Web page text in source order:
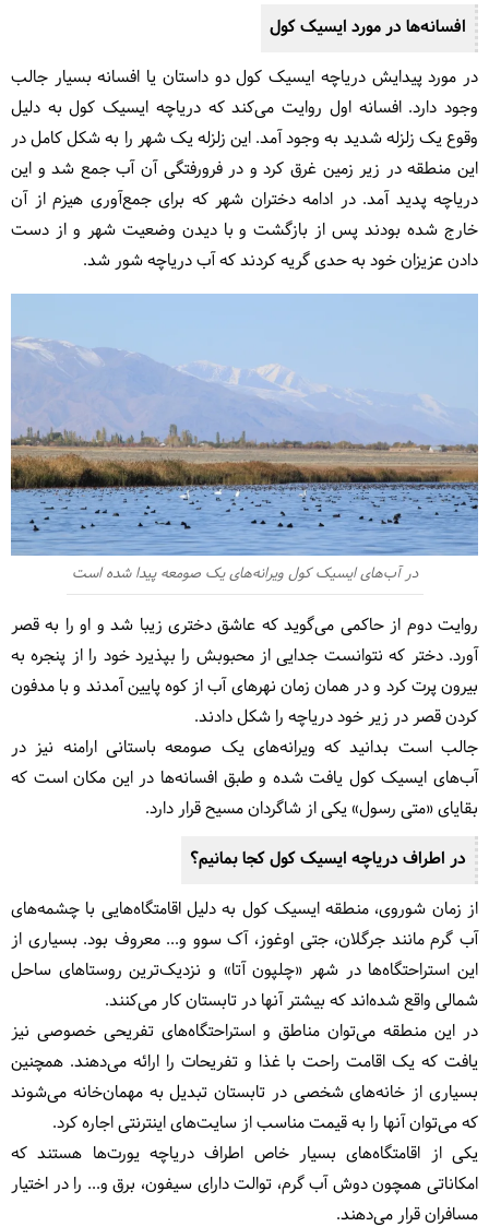
افسانه‌ها در مورد ایسیک کول
در مورد پیدایش دریاچه ایسیک کول دو داستان یا افسانه بسیار جالب
وجود دارد. افسانه اول روایت می‌کند که دریاچه ایسیک کول به دلیل
وقوع یک زلزله شدید به وجود آمد. این زلزله یک شهر را به شکل کامل در
این منطقه در زیر زمین غرق کرد و در فرورفتگی آن آب جمع شد و این
دریاچه پدید آمد. در ادامه دختران شهر که برای جمع‌آوری هیزم از آن
خارج شده بودند پس از بازگشت و با دیدن وضعیت شهر و از دست
دادن عزیزان خود به حدی گریه کردند که آب دریاچه شور شد.
در آب‌های ایسیک کول ویرانه‌های یک صومعه پیدا شده است
روایت دوم از حاکمی می‌گوید که عاشق دختری زیبا شد و او را به قصر
آورد. دختر که نتوانست جدایی از محبوبش را بپذیرد خود را از پنجره به
بیرون پرت کرد و در همان زمان نهرهای آب از کوه پایین آمدند و با مدفون
کردن قصر در زیر خود دریاچه را شکل دادند.
جالب است بدانید که ویرانه‌های یک صومعه باستانی ارامنه نیز در
آب‌های ایسیک کول یافت شده و طبق افسانه‌ها در این مکان است که
بقایای «متی رسول» یکی از شاگردان مسیح قرار دارد.
در اطراف دریاچه ایسیک کول کجا بمانیم؟
از زمان شوروی، منطقه ایسیک کول به دلیل اقامتگاه‌هایی با چشمه‌های
آب گرم مانند جرگلان، جتی اوغوز، آک سوو و... معروف بود. بسیاری از
این استراحتگاه‌ها در شهر «چلپون آتا» و نزدیک‌ترین روستاهای ساحل
شمالی واقع شده‌اند که بیشتر آنها در تابستان کار می‌کنند.
در این منطقه می‌توان مناطق و استراحتگاه‌های تفریحی خصوصی نیز
یافت که یک اقامت راحت با غذا و تفریحات را ارائه می‌دهند. همچنین
بسیاری از خانه‌های شخصی در تابستان تبدیل به مهمان‌خانه می‌شوند
که می‌توان آنها را به قیمت مناسب از سایت‌های اینترنتی اجاره کرد.
یکی از اقامتگاه‌های بسیار خاص اطراف دریاچه یورت‌ها هستند که
امکاناتی همچون دوش آب گرم، توالت دارای سیفون، برق و... را در اختیار
مسافران قرار می‌دهند.